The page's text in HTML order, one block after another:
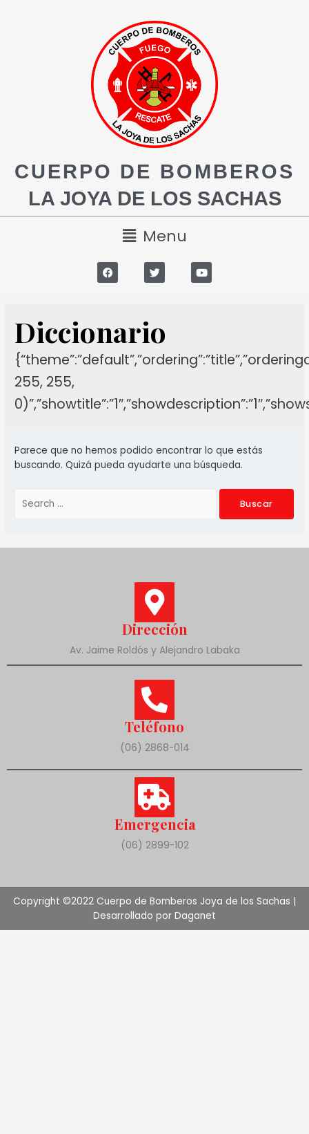
CUERPO DE BOMBEROS
LA JOYA DE LOS SACHAS
Menu
Diccionario
255, 255,
Parece que no hemos podido encontrar lo que estás
buscando. Quizá pueda ayudarte una búsqueda.
Dirección
Av. Jaime Roldós y Alejandro Labaka
Teléfono
(06) 2868-014
Emergencia
(06) 2899-102
Copyright ©2022 Cuerpo de Bomberos Joya de los Sachas |
Desarrollado por Daganet